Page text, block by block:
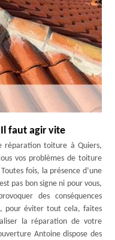
faut agir vite
réparation toiture à Quiers,
vos problèmes de toiture
fois, la présence d’une
pas bon signe ni pour vous,
des conséquences
pour éviter tout cela, faites
la réparation de votre
Antoine dispose des